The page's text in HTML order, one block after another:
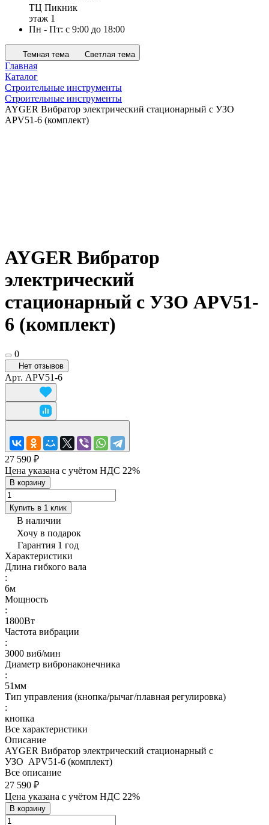
ТЦ Пикник
этаж 1
Пн - Пт: с 9:00 до 18:00
Темная тема Светлая тема
Главная
Каталог
Строительные инструменты
Строительные инструменты
AYGER Вибратор электрический стационарный с УЗО
APV51-6 (комплект)
AYGER Вибратор
электрический
стационарный с УЗО APV51-
6 (комплект)
0
Нет отзывов
Арт. APV51-6
27 590 ₽
Цена указана с учётом НДС 22%
В корзину
Купить в 1 клик
В наличии
Хочу в подарок
Гарантия 1 год
Характеристики
Длина гибкого вала
:
6м
Мощность
:
1800Вт
Частота вибрации
:
3000 виб/мин
Диаметр вибронаконечника
:
51мм
Тип управления (кнопка/рычаг/плавная регулировка)
:
кнопка
Все характеристики
Описание
AYGER Вибратор электрический стационарный с
УЗО APV51-6 (комплект)
Все описание
27 590 ₽
Цена указана с учётом НДС 22%
В корзину